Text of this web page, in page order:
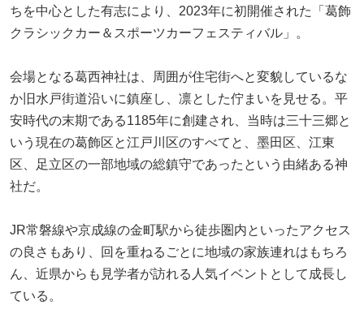
ちを中心とした有志により、2023年に初開催された「葛飾
クラシックカー＆スポーツカーフェスティバル」。
会場となる葛西神社は、周囲が住宅街へと変貌しているな
か旧水戸街道沿いに鎮座し、凛とした佇まいを見せる。平
安時代の末期である1185年に創建され、当時は三十三郷と
いう現在の葛飾区と江戸川区のすべてと、墨田区、江東
区、足立区の一部地域の総鎮守であったという由緒ある神
社だ。
JR常磐線や京成線の金町駅から徒歩圏内といったアクセス
の良さもあり、回を重ねるごとに地域の家族連れはもちろ
ん、近県からも見学者が訪れる人気イベントとして成長し
ている。